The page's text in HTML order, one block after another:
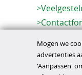
Mogen we
advertenties
'Aanpassen'